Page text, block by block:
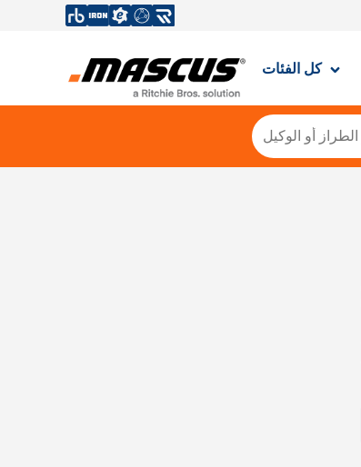
كل الفئات